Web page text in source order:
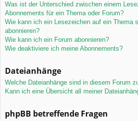
Was ist der Unterschied zwischen einem
Abonnements für ein Thema oder Forum?
Wie kann ich ein Lesezeichen auf ein Thema
abonnieren?
Wie kann ich ein Forum abonnieren?
Wie deaktiviere ich meine Abonnements?
Dateianhänge
Welche Dateianhänge sind in diesem Forum
Kann ich eine Übersicht all meiner
phpBB betreffende Fragen